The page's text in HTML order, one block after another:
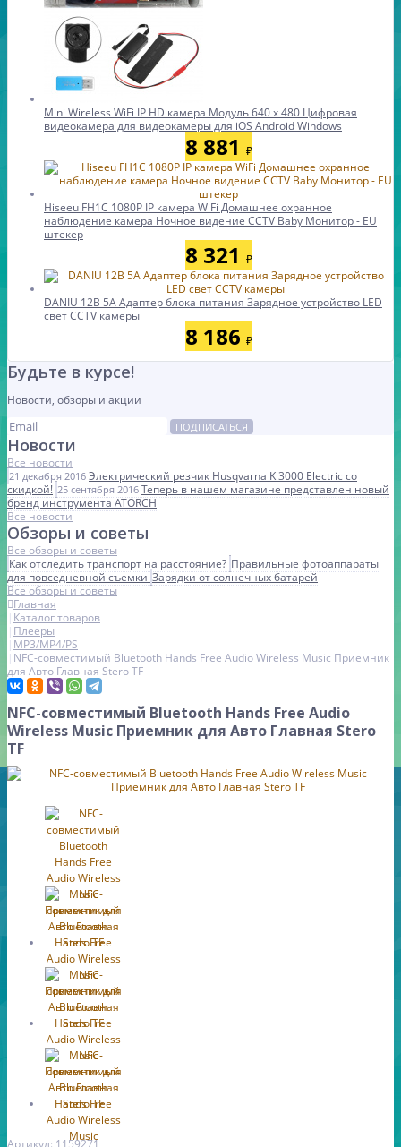
Mini Wireless WiFi IP HD камера Модуль 640 x 480 Цифровая
видеокамера для видеокамеры для iOS Android Windows
8 881 ₽
Hiseeu FH1C 1080P IP камера WiFi Домашнее охранное
наблюдение камера Ночное видение CCTV Baby Монитор - EU
штекер
8 321 ₽
DANIU 12В 5А Адаптер блока питания Зарядное устройство LED
свет CCTV камеры
8 186 ₽
Будьте в курсе!
Новости, обзоры и акции
ПОДПИСАТЬСЯ
Новости
Все новости
21 декабря 2016 Электрический резчик Husqvarna K 3000 Electric со
скидкой! 25 сентября 2016 Теперь в нашем магазине представлен новый
бренд инструмента ATORCH
Все новости
Обзоры и советы
Все обзоры и советы
Как отследить транспорт на расстояние? Правильные фотоаппараты
для повседневной съемкиЗарядки от солнечных батарей
Все обзоры и советы
Главная
Каталог товаров
Плееры
MP3/MP4/PS
NFC-совместимый Bluetooth Hands Free Audio Wireless Music Приемник
для Авто Главная Stero TF
NFC-совместимый Bluetooth Hands Free Audio
Wireless Music Приемник для Авто Главная Stero
TF